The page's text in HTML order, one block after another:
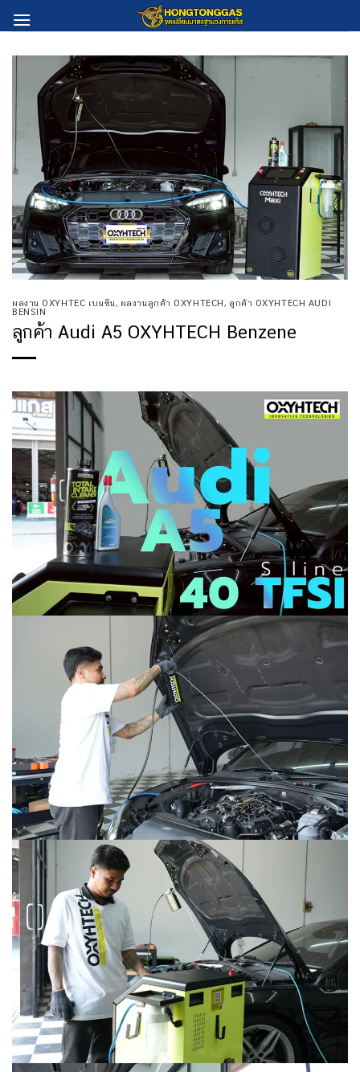
to
ผลงาน OXYHTEC เบนซิน, ผลงานลูกค้า OXYHTECH , ลูกค้า OXYHTECH AUDI
BENSIN
ลูกค้า Audi A5 OXYHTECH Benzene